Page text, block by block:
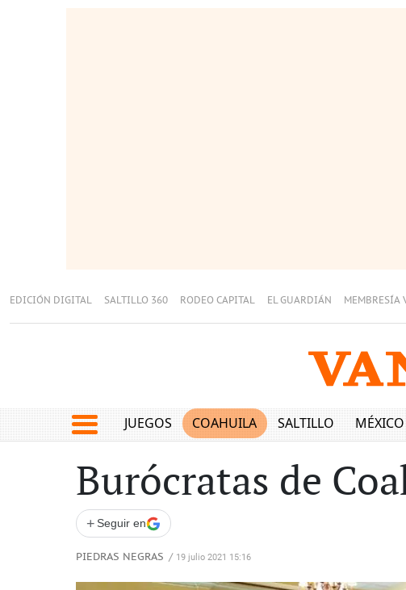
EDICIÓN DIGITAL SALTILLO 360 RODEO CAPITAL EL GUARDIÁN MEMBRESÍA
JUEGOS COAHUILA SALTILLO MÉXICO
Burócratas de
+ Seguir en
PIEDRAS NEGRAS / 19 julio 2021 15:16